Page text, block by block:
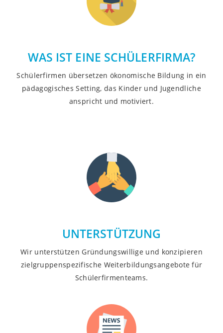
WAS IST EINE SCHÜLERFIRMA?
Schülerfirmen übersetzen ökonomische Bildung in ein
pädagogisches Setting, das Kinder und Jugendliche
anspricht und motiviert.
UNTERSTÜTZUNG
Wir unterstützen Gründungswillige und konzipieren
zielgruppenspezifische Weiterbildungsangebote für
Schülerfirmenteams.